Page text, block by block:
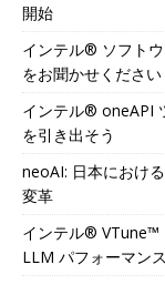
開始
インテル® ソフト
をお聞かせください
インテル® oneAPI
を引き出そう
neoAI: 日本におけ
変革
インテル® VTune™
LLM パフォーマン